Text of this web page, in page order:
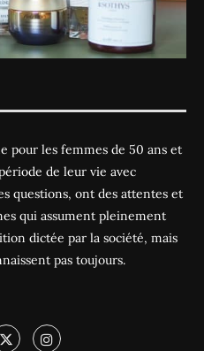
pour les femmes de 50 ans et
de leur vie avec
questions, ont des attentes et
qui assument pleinement
dictée par la société, mais
pas toujours.